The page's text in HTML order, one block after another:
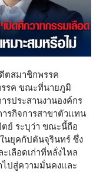
ตสมาชิกพรรค
รค ขณะที่นายภูมิ
รประสานงานองค์กร
รกิจการสาขาตัวเเทน
ย์ ระบุว่า ขณะนี้ถือ
นยุคกัปตันจุรินทร์ ซึ่ง
เลือดเก่าที่หลั่งไหล
ปสู่ความมั่นคงเเละ